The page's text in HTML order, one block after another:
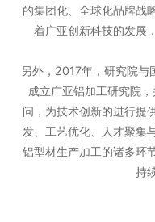
的集团化、全球化品牌战
着广亚创新科技的发展
另外，2017年，研究院与
成立广亚铝加工研究院
问，为技术创新的进行提
发、工艺优化、人才聚集
铝型材生产加工的诸多环
持